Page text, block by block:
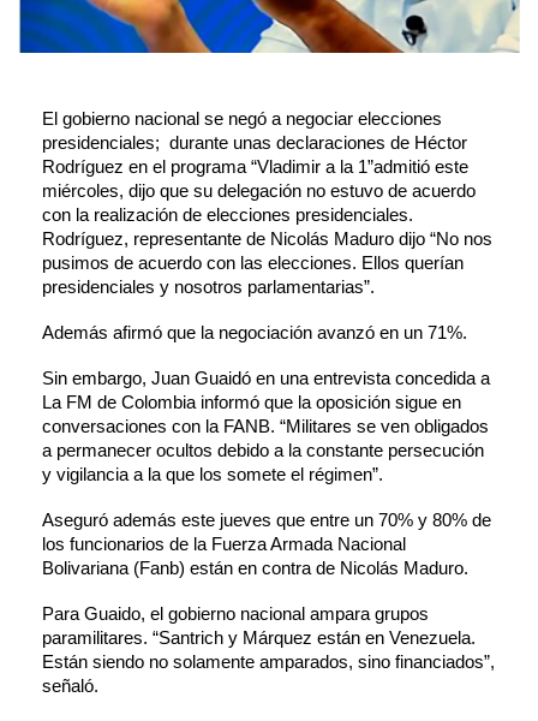
El gobierno nacional se negó a negociar elecciones
presidenciales;  durante unas declaraciones de Héctor
Rodríguez en el programa “Vladimir a la 1”admitió este
miércoles, dijo que su delegación no estuvo de acuerdo
con la realización de elecciones presidenciales.
Rodríguez, representante de Nicolás Maduro dijo “No nos
pusimos de acuerdo con las elecciones. Ellos querían
presidenciales y nosotros parlamentarias”.
Además afirmó que la negociación avanzó en un 71%.
Sin embargo, Juan Guaidó en una entrevista concedida a
La FM de Colombia informó que la oposición sigue en
conversaciones con la FANB. “Militares se ven obligados
a permanecer ocultos debido a la constante persecución
y vigilancia a la que los somete el régimen”.
Aseguró además este jueves que entre un 70% y 80% de
los funcionarios de la Fuerza Armada Nacional
Bolivariana (Fanb) están en contra de Nicolás Maduro.
Para Guaido, el gobierno nacional ampara grupos
paramilitares. “Santrich y Márquez están en Venezuela.
Están siendo no solamente amparados, sino financiados”,
señaló.